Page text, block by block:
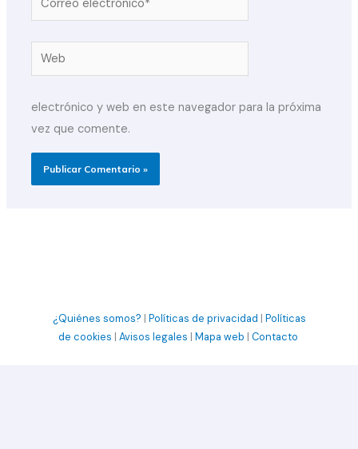
electrónico*
Web
electrónico y web en este navegador para la próxima
vez que comente.
¿Quiénes somos? | Políticas de privacidad | Políticas
de cookies | Avisos legales | Mapa web | Contacto